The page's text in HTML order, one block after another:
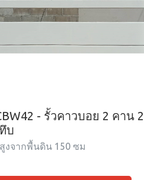
- รั้วคาวบอย 2 คาน 2
บ
งจากพื้นดิน 150 ซม